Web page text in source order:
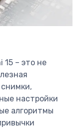
15 – это не
настройки
алгоритмы